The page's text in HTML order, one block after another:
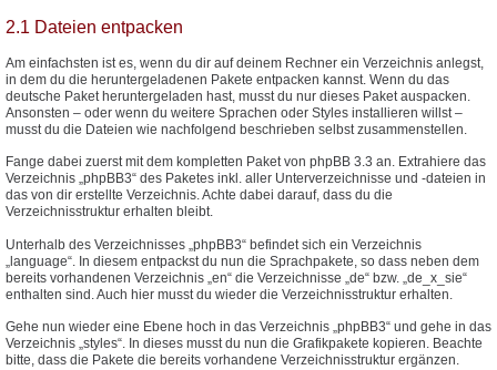
2.1 Dateien entpacken
Am einfachsten ist es, wenn du dir auf deinem Rechner ein Verzeichnis anlegst,
in dem du die heruntergeladenen Pakete entpacken kannst. Wenn du das
deutsche Paket heruntergeladen hast, musst du nur dieses Paket auspacken.
Ansonsten – oder wenn du weitere Sprachen oder Styles installieren willst –
musst du die Dateien wie nachfolgend beschrieben selbst zusammenstellen.
Fange dabei zuerst mit dem kompletten Paket von phpBB 3.3 an. Extrahiere das
Verzeichnis „phpBB3“ des Paketes inkl. aller Unterverzeichnisse und -dateien in
das von dir erstellte Verzeichnis. Achte dabei darauf, dass du die
Verzeichnisstruktur erhalten bleibt.
Unterhalb des Verzeichnisses „phpBB3“ befindet sich ein Verzeichnis
„language“. In diesem entpackst du nun die Sprachpakete, so dass neben dem
bereits vorhandenen Verzeichnis „en“ die Verzeichnisse „de“ bzw. „de_x_sie“
enthalten sind. Auch hier musst du wieder die Verzeichnisstruktur erhalten.
Gehe nun wieder eine Ebene hoch in das Verzeichnis „phpBB3“ und gehe in das
Verzeichnis „styles“. In dieses musst du nun die Grafikpakete kopieren. Beachte
bitte, dass die Pakete die bereits vorhandene Verzeichnisstruktur ergänzen.